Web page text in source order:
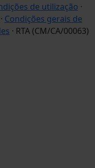
de utilização ·
· Condições gerais de
· RTA (CM/CA/00063)